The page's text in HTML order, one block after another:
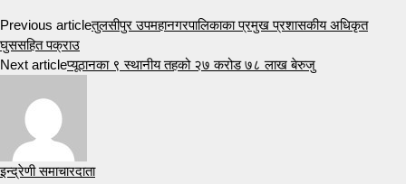
Previous articleतुलसीपुर उपमहानगरपालिकाका प्रमुख प्रशासकीय अधिकृत
घुससहित पक्राउ
Next articleप्यूठानका ९ स्थानीय तहको २७ करोड ७८ लाख बेरुजु
इन्द्रेणी समाचारदाता